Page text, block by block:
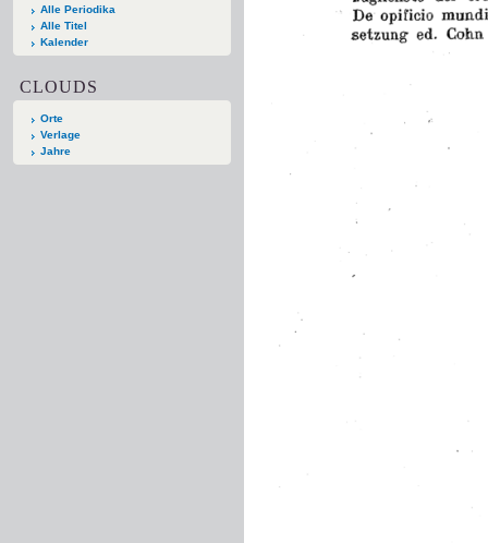
Alle Periodika
Alle Titel
Kalender
CLOUDS
Orte
Verlage
Jahre